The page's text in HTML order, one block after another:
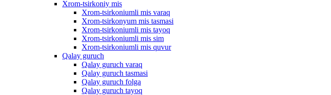
Xrom-tsirkoniy mis
Xrom-tsirkoniumli mis varaq
Xrom-tsirkonyum mis tasmasi
Xrom-tsirkoniumli mis tayoq
Xrom-tsirkoniumli mis sim
Xrom-tsirkoniumli mis quvur
Qalay guruch
Qalay guruch varaq
Qalay guruch tasmasi
Qalay guruch folga
Qalay guruch tayoq